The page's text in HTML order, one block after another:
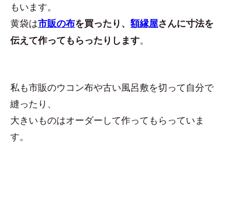
もいます。
黄袋は市販の布を買ったり、 額縁屋さんに寸法を
伝えて作ってもらったりします。
私も市販のウコン布や古い風呂敷を切って自分で
縫ったり、
大きいものはオーダーして作ってもらっていま
す。